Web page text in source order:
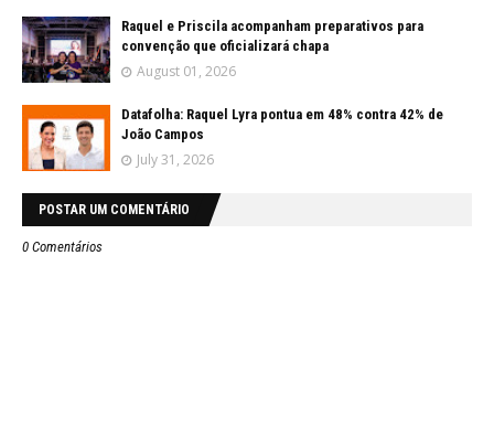
Raquel e Priscila acompanham preparativos para
convenção que oficializará chapa
August 01, 2026
Datafolha: Raquel Lyra pontua em 48% contra 42% de
João Campos
July 31, 2026
POSTAR UM COMENTÁRIO
0 Comentários